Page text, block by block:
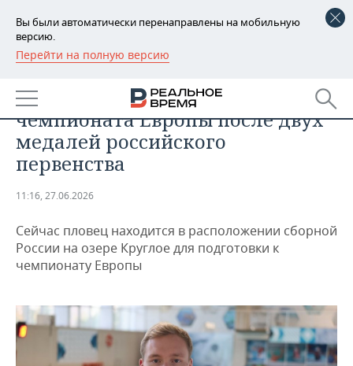
Вы были автоматически перенаправлены на мобильную
версию.
Перейти на полную версию
РЕГИОНЫ
БАШКОРТОСТАН
ТАТАРСТАН
УДМУРТИЯ
НОВОСТИ
АНАЛИТИКА
НОВОСТИ АНАЛИТИКИ
ДЕКЛАРАЦИИ О ДОХОДАХ
КОРОЛИ ГОСЗАКАЗА ПФО
ВУЗЫ ТАТАРСТАНА
КОМУ ПРИНАДЛЕЖАТ
ТОРГОВЫЕ ЦЕНТРЫ
ТАТАРСТАНА
ЭКОНОМИКА
НОВОСТИ ЭКОНОМИКИ
ФИНАНСЫ
БАНКИ
БЮДЖЕТ
ИНВЕСТИЦИИ
ПРОМЫШЛЕННОСТЬ
НОВОСТИ
ПРОМЫШЛЕННОСТИ
МАШИНОСТРОЕНИЕ
НЕФТЕХИМИЯ
НЕДВИЖИМОСТЬ
НОВОСТИ НЕДВИЖИМОСТИ
АВТО
НОВОСТИ АВТО
БИЗНЕС
НОВОСТИ БИЗНЕСА
ТЕХНОЛОГИИ
Андрей Минаков — в ожидании
чемпионата Европы после двух
медалей российского
первенства
11:16, 27.06.2026
Сейчас пловец находится в расположении сборной
России на озере Круглое для подготовки к
чемпионату Европы